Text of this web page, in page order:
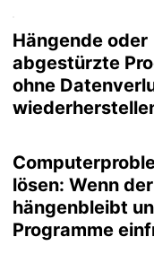
Hängende oder
abgestürzte
ohne
lösen: Wenn
hängenbleibt
Programme